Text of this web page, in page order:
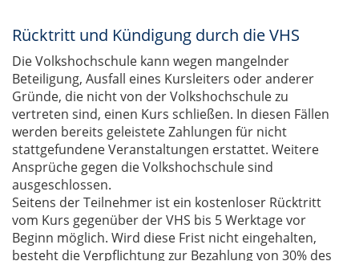
Rücktritt und Kündigung durch die VHS
Die Volkshochschule kann wegen mangelnder
Beteiligung, Ausfall eines Kursleiters oder anderer
Gründe, die nicht von der Volkshochschule zu
vertreten sind, einen Kurs schließen. In diesen Fällen
werden bereits geleistete Zahlungen für nicht
stattgefundene Veranstaltungen erstattet. Weitere
Ansprüche gegen die Volkshochschule sind
ausgeschlossen.
Seitens der Teilnehmer ist ein kostenloser Rücktritt
vom Kurs gegenüber der VHS bis 5 Werktage vor
Beginn möglich. Wird diese Frist nicht eingehalten,
besteht die Verpflichtung zur Bezahlung von 30% des